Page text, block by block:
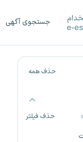
جستجوی آگهی
حذف همه
حذف فیلتر
تولید برق ری